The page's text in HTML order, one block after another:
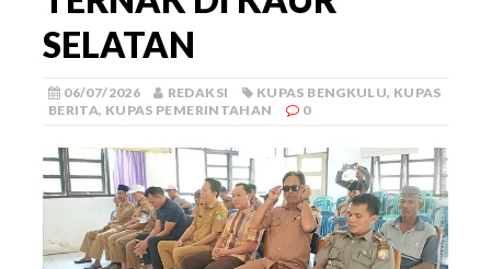
SELATAN
06/07/2026 REDAKSI KUPAS BENGKULU, KUPAS
BERITA, KUPAS PEMERINTAHAN 0